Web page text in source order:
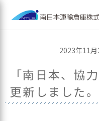
2023年11月
「南日本、協
更新しました